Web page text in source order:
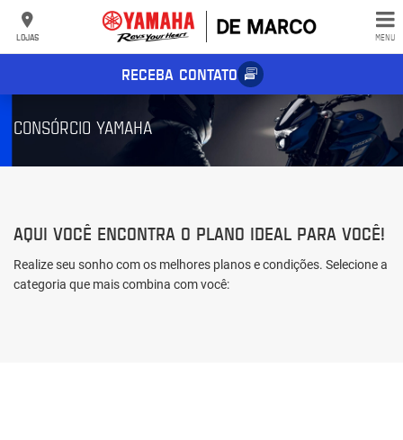
LOJAS MENU
RECEBA CONTATO
CONSÓRCIO YAMAHA
AQUI VOCÊ ENCONTRA O PLANO IDEAL PARA VOCÊ!
Realize seu sonho com os melhores planos e condições. Selecione a
categoria que mais combina com você: